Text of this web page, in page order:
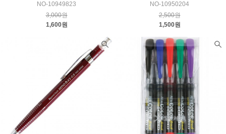
NO-10949823
3,000원
1,600원
NO-10950204
2,500원
1,500원